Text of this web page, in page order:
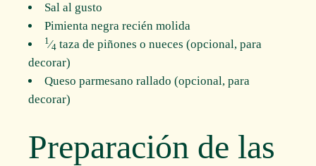
Sal al gusto
Pimienta negra recién molida
1 ⁄4 taza de piñones o nueces (opcional, para
decorar)
Queso parmesano rallado (opcional, para
decorar)
Preparación de las